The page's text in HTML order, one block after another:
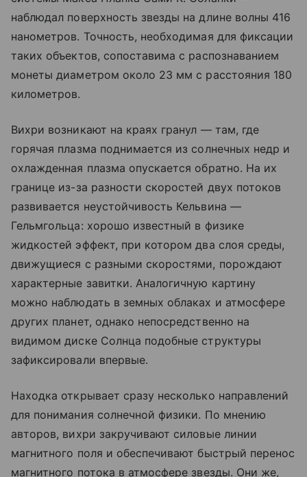
наблюдал поверхность звезды на длине волны 416
нанометров. Точность, необходимая для фиксации
таких объектов, сопоставима с распознаванием
монеты диаметром около 23 мм с расстояния 180
километров.
Вихри возникают на краях гранул — там, где
горячая плазма поднимается из солнечных недр и
охлажденная плазма опускается обратно. На их
границе из-за разности скоростей двух потоков
развивается неустойчивость Кельвина —
Гельмгольца: хорошо известный в физике
жидкостей эффект, при котором два слоя среды,
движущиеся с разными скоростями, порождают
характерные завитки. Аналогичную картину
можно наблюдать в земных облаках и атмосфере
других планет, однако непосредственно на
видимом диске Солнца подобные структуры
зафиксировали впервые.
Находка открывает сразу несколько направлений
для понимания солнечной физики. По мнению
авторов, вихри закручивают силовые линии
магнитного поля и обеспечивают быстрый перенос
магнитного потока в атмосфере звезды. Они же,